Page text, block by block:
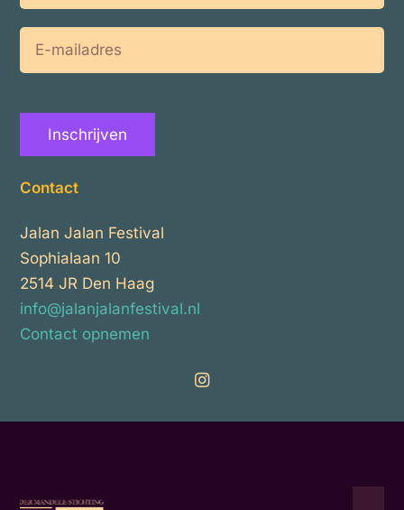
Inschrijven
Contact
Jalan Jalan Festival
Sophialaan 10
2514 JR Den Haag
info@jalanjalanfestival.nl
Contact opnemen